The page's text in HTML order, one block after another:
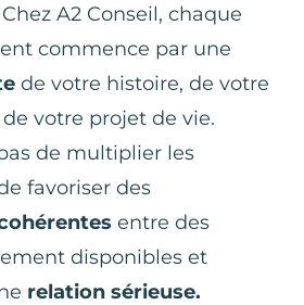
Chez A2 Conseil, chaque
commence par une
de votre histoire, de votre
votre projet de vie.
de multiplier les
favoriser des
entre des
disponibles et
relation sérieuse.